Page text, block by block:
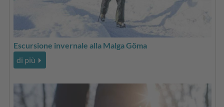
Escursione invernale alla Malga Göma
di più